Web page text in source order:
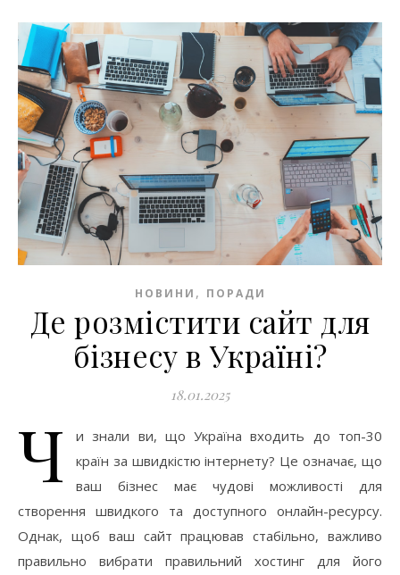
НОВИНИ , ПОРАДИ
Де розмістити сайт для
бізнесу в Україні?
18.01.2025
Ч
и знали ви, що Україна входить до топ-30
країн за швидкістю інтернету? Це означає, що
ваш бізнес має чудові можливості для
створення швидкого та доступного онлайн-ресурсу.
Однак, щоб ваш сайт працював стабільно, важливо
правильно вибрати правильний хостинг для його